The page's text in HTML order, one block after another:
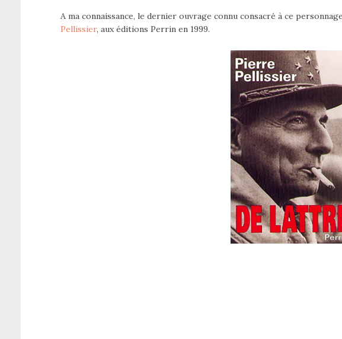
A ma connaissance, le dernier ouvrage connu consacré à ce
Pellissier, aux éditions Perrin en 1999.